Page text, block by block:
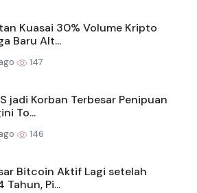
Kuasai 30% Volume Kripto
Baru Alt...
147
jadi Korban Terbesar Penipuan
To...
146
Bitcoin Aktif Lagi setelah
Tahun, Pi...